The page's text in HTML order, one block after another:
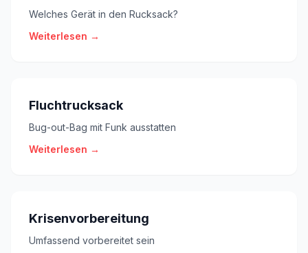
Welches Gerät in den Rucksack?
Weiterlesen →
Fluchtrucksack
Bug-out-Bag mit Funk ausstatten
Weiterlesen →
Krisenvorbereitung
Umfassend vorbereitet sein